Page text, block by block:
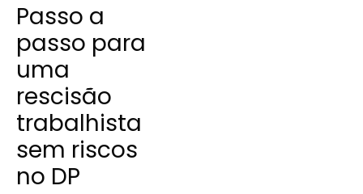
Passo a
passo para
uma
rescisão
trabalhista
sem riscos
no DP